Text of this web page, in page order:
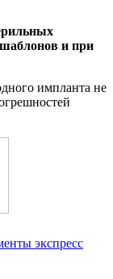
и при
импланта не
экспресс